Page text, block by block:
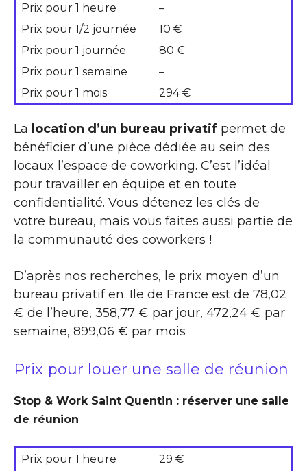
Prix pour 1 heure
–
Prix pour 1/2 journée
10 €
Prix pour 1 journée
80 €
Prix pour 1 semaine
–
Prix pour 1 mois
294 €
La location d’un bureau privatif permet de
bénéficier d’une pièce dédiée au sein des
locaux l’espace de coworking. C’est l’idéal
pour travailler en équipe et en toute
confidentialité. Vous détenez les clés de
votre bureau, mais vous faites aussi partie de
la communauté des coworkers !
D’après nos recherches, le prix moyen d’un
bureau privatif en. Ile de France est de 78,02
€ de l’heure, 358,77 € par jour, 472,24 € par
semaine, 899,06 € par mois
Prix pour louer une salle de réunion
Stop & Work Saint Quentin : réserver une salle
de réunion
Prix pour 1 heure
29 €